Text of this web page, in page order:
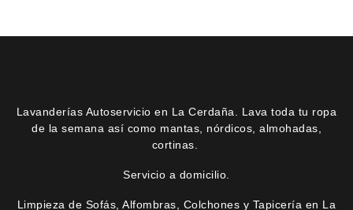
Lavanderías Autoservicio en La Cerdaña. Lava toda tu ropa
de la semana así como mantas, nórdicos, almohadas,
cortinas.
Servicio a domicilio.
Limpieza de Sofás, Alfombras, Colchones y Tapicería en La